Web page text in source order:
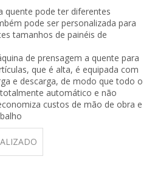
quente pode ter diferentes
pode ser personalizada para
tamanhos de painéis de
de prensagem a quente para
que é alta, é equipada com
e descarga, de modo que todo o
automático e não
custos de mão de obra e